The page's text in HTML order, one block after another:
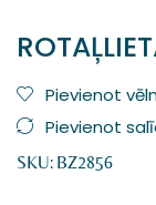
Pievienot
Pievienot
SKU: BZ2856